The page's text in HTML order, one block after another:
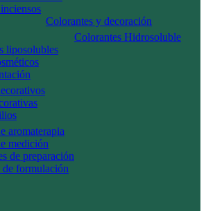
Colorantes y decoración
Colorantes Hidrosoluble
liposolubles
aromaterapia
medición
de preparación
formulación